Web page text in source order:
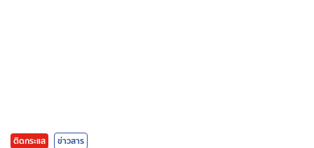
ติดกระแส ข่าวสาร